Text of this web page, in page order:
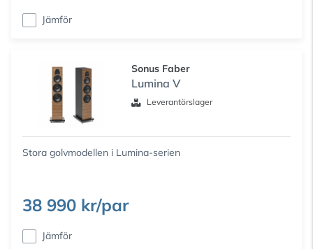
Jämför
Sonus Faber
Lumina V
Leverantörslager
Stora golvmodellen i Lumina-serien
38 990 kr/par
Jämför